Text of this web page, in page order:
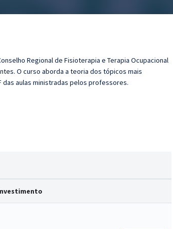
Regional de Fisioterapia e Terapia Ocupacional
O curso aborda a teoria dos tópicos mais
aulas ministradas pelos professores.